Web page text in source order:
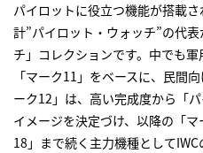
パイロットに役立つ機能が搭載
計”パイロット・ウォッチ”の代
チ」コレクションです。中でも
「マーク11」をベースに、民間
ーク12」は、高い完成度から「
イメージを決定づけ、以降の「
18」まで続く主力機種として